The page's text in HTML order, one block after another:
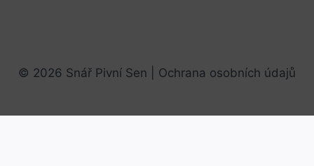
© 2026 Snář Pivní Sen | Ochrana osobních údajů